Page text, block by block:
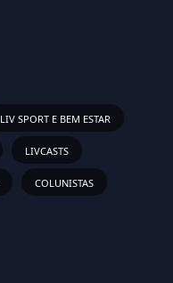
LIV SPORT E BEM ESTAR
LIVCASTS
COLUNISTAS